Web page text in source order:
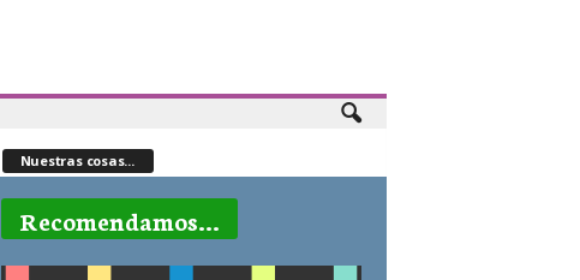
Nuestras cosas...
Recomendamos...